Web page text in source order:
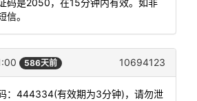
码是2050，在15分钟内有效。如非
。
586天前 10694123
：444334(有效期为3分钟)，请勿泄